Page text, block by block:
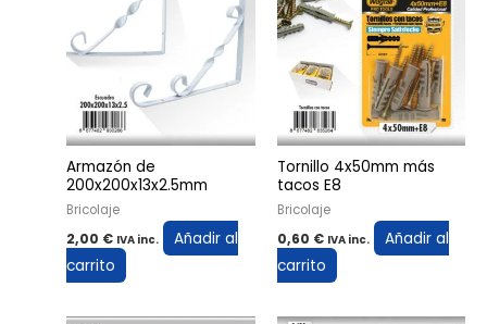
Armazón de
200x200x13x2.5mm
Bricolaje
2,00 € IVA inc.
Añadir al
carrito
Tornillo 4x50mm más
tacos E8
Bricolaje
0,60 € IVA inc.
Añadir al
carrito